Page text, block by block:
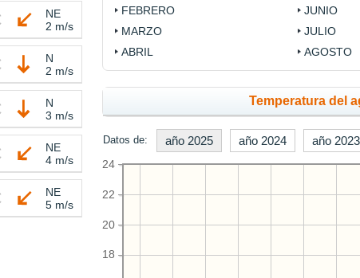
FEBRERO
MARZO
ABRIL
JUNIO
JULIO
AGOSTO
Temperatura del
Datos de: año 2025 año 2024 año 2023
18
20
22
24
NE
2 m/s
N
2 m/s
N
3 m/s
NE
4 m/s
NE
5 m/s